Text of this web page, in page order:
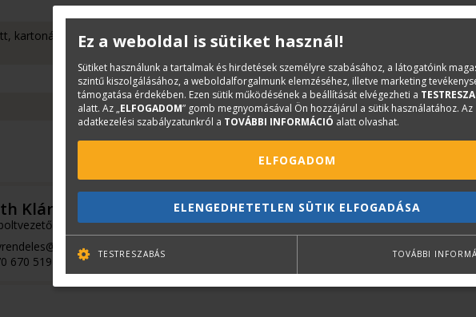
kartonált, behajtott
Klára
670 5194
Ez a weboldal is sütiket használ!
Sütiket használunk a tartalmak és hirdetések személyre szabásához, a látogatóink
szintű kiszolgálásához, a weboldalforgalmunk elemzéséhez, illetve marketing
támogatása érdekében. Ezen sütik működésének a beállítását elvégezheti a
alatt. Az „ELFOGADOM” gomb megnyomásával Ön hozzájárul a sütik használatához. Az
adatkezelési szabályzatunkról a TOVÁBBI INFORMÁCIÓ alatt olvashat.
ELFOGADOM
ELENGEDHETETLEN SÜTIK ELFOGADÁSA
TESTRESZABÁS TOVÁBBI